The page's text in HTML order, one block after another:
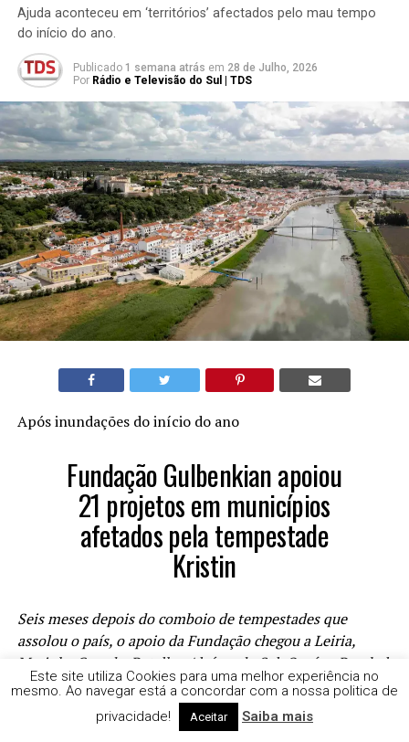
Ajuda aconteceu em ‘territórios’ afectados pelo mau tempo
do início do ano.
Publicado 1 semana atrás em 28 de Julho, 2026
Por Rádio e Televisão do Sul | TDS
Após inundações do início do ano
Fundação Gulbenkian apoiou
21 projetos em municípios
afetados pela tempestade
Kristin
Seis meses depois do comboio de tempestades que
assolou o país, o apoio da Fundação chegou a Leiria,
Marinha Grande, Batalha, Alcácer do Sal, Ourém, Pombal
e Fundão. Apoio ascende a 5M€.
Em solidariedade com as pessoas afetadas pela
Este site utiliza Cookies para uma melhor experiência no
mesmo. Ao navegar está a concordar com a nossa politica de
privacidade!
Aceitar Saiba mais